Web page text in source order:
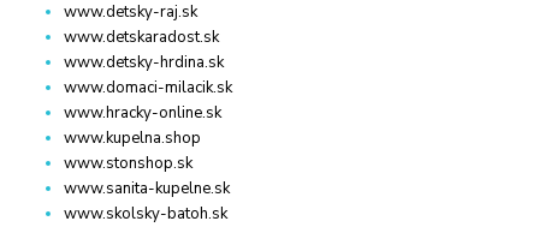
www.detsky-raj.sk
www.detskaradost.sk
www.detsky-hrdina.sk
www.domaci-milacik.sk
www.hracky-online.sk
www.kupelna.shop
www.stonshop.sk
www.sanita-kupelne.sk
www.skolsky-batoh.sk